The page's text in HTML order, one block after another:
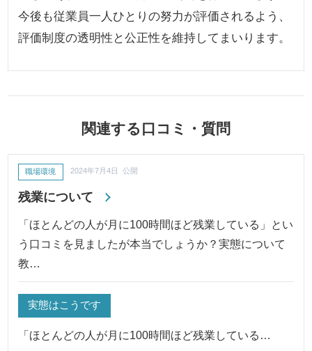
今後も従業員一人ひとりの努力が評価されるよう、
評価制度の透明性と公正性を維持してまいります。
関連する口コミ・質問
残業について
職場環境 2024年7月4日 公開
「ほとんどの人が月に100時間ほど残業している」とい
う口コミを見ましたが本当でしょうか？実態について
教…
実態はこうです
「ほとんどの人が月に100時間ほど残業している…